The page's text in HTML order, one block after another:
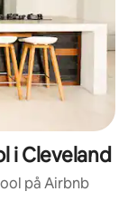
i Cleveland
på Airbnb